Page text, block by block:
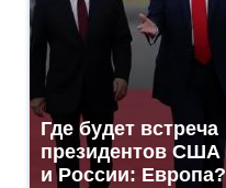
Где будет встреча
президентов США
и России: Европа?